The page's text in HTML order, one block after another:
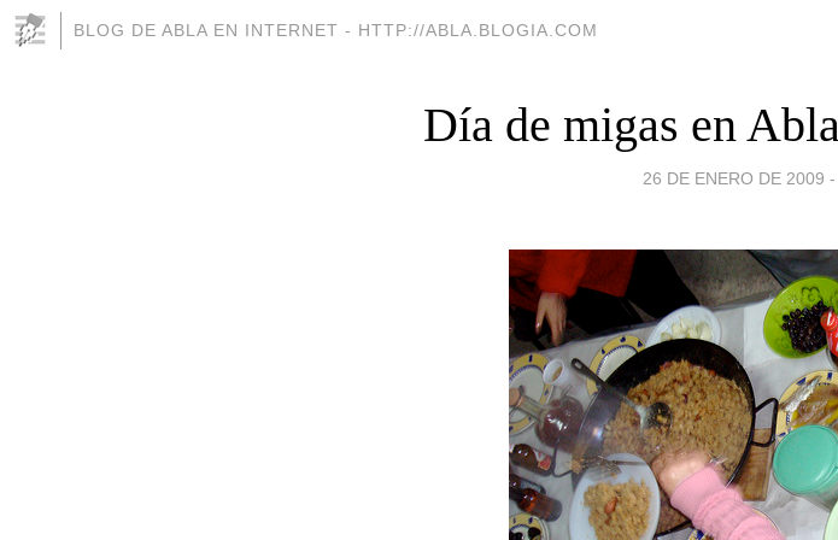
BLOG DE ABLA EN INTERNET - HTTP://ABLA.BLOGIA.COM
Día de migas en
26 DE ENERO DE 2009